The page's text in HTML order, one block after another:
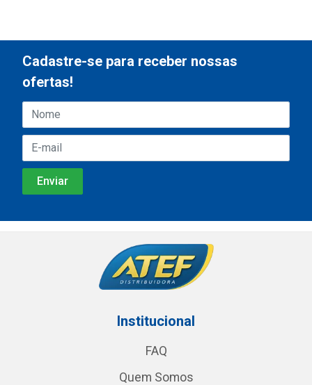
Cadastre-se para receber nossas
ofertas!
Institucional
FAQ
Quem Somos